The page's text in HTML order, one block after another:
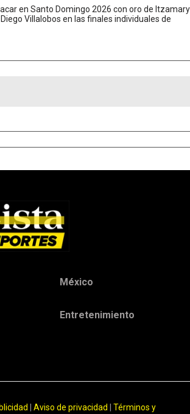
en Santo Domingo 2026 con oro de Itzamary
Villalobos en las finales individuales de
México
Entretenimiento
Aviso de privacidad
Términos y